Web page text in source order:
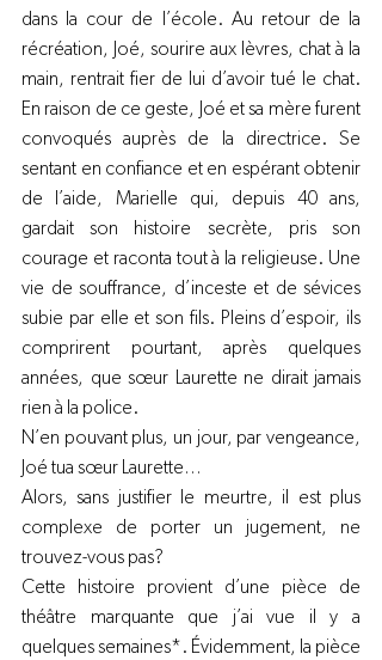
dans la cour de l’école. Au retour de la
récréation, Joé, sourire aux lèvres, chat à la
main, rentrait fier de lui d’avoir tué le chat.
En raison de ce geste, Joé et sa mère furent
convoqués auprès de la directrice. Se
sentant en confiance et en espérant obtenir
de l’aide, Marielle qui, depuis 40 ans,
gardait son histoire secrète, pris son
courage et raconta tout à la religieuse. Une
vie de souffrance, d’inceste et de sévices
subie par elle et son fils. Pleins d’espoir, ils
comprirent pourtant, après quelques
années, que sœur Laurette ne dirait jamais
rien à la police.
N’en pouvant plus, un jour, par vengeance,
Joé tua sœur Laurette…
Alors, sans justifier le meurtre, il est plus
complexe de porter un jugement, ne
trouvez-vous pas?
Cette histoire provient d’une pièce de
théâtre marquante que j’ai vue il y a
quelques semaines*. Évidemment, la pièce